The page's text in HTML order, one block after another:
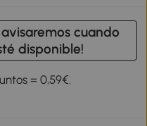
avisaremos cuando
disponible!
= 0,59€.